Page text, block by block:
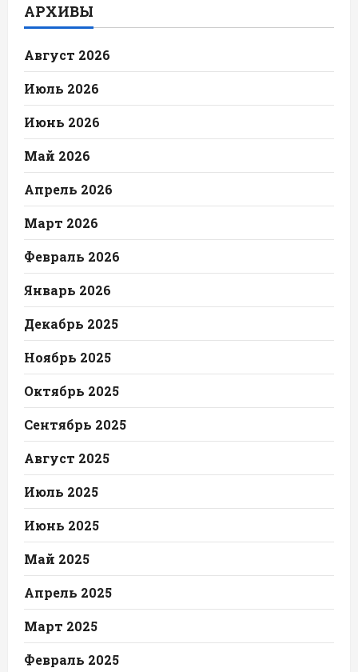
АРХИВЫ
Август 2026
Июль 2026
Июнь 2026
Май 2026
Апрель 2026
Март 2026
Февраль 2026
Январь 2026
Декабрь 2025
Ноябрь 2025
Октябрь 2025
Сентябрь 2025
Август 2025
Июль 2025
Июнь 2025
Май 2025
Апрель 2025
Март 2025
Февраль 2025